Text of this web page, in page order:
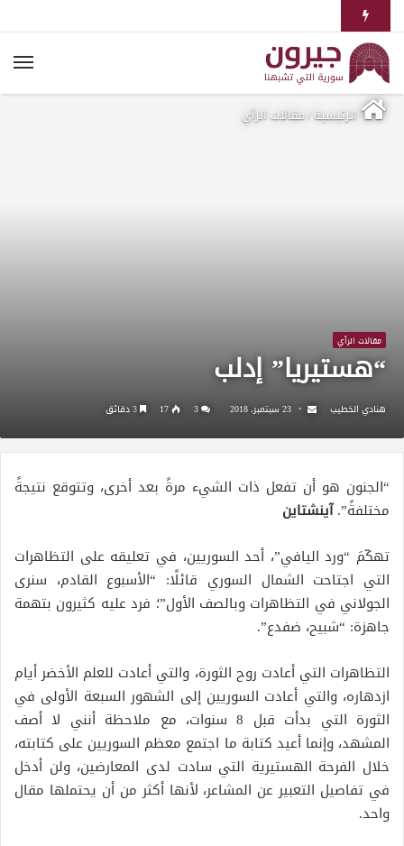
الرئيسية/مقالات الرأي
مقالات الرأي
“هستيريا” إدلب
هنادي الخطيب 23 سبتمبر، 2018 17
“الجنون هو أن تفعل ذات الشيء مرةً بعد أخرى، وتتوقع نتيجةً
مختلفةً”.آينشتاين
تهكّمَ “ورد اليافي”، أحد السوريين، في تعليقه على التظاهرات
التي اجتاحت الشمال السوري قائلًا: “الأسبوع القادم، سنرى
الجولاني في التظاهرات وبالصف الأول”؛ فرد عليه كثيرون بتهمة
جاهزة: “شبيح، ضفدع”.
التظاهرات التي أعادت روح الثورة، والتي أعادت للعلم الأخضر أيام
ازدهاره، والتي أعادت السوريين إلى الشهور السبعة الأولى في
الثورة التي بدأت قبل 8 سنوات، مع ملاحظة أنني لا أصف
المشهد، وإنما أعيد كتابة ما اجتمع معظم السوريين على كتابته،
خلال الفرحة الهستيرية التي سادت لدى المعارضين، ولن أدخل
في تفاصيل التعبير عن المشاعر، لأنها أكثر من أن يحتملها مقال
واحد.